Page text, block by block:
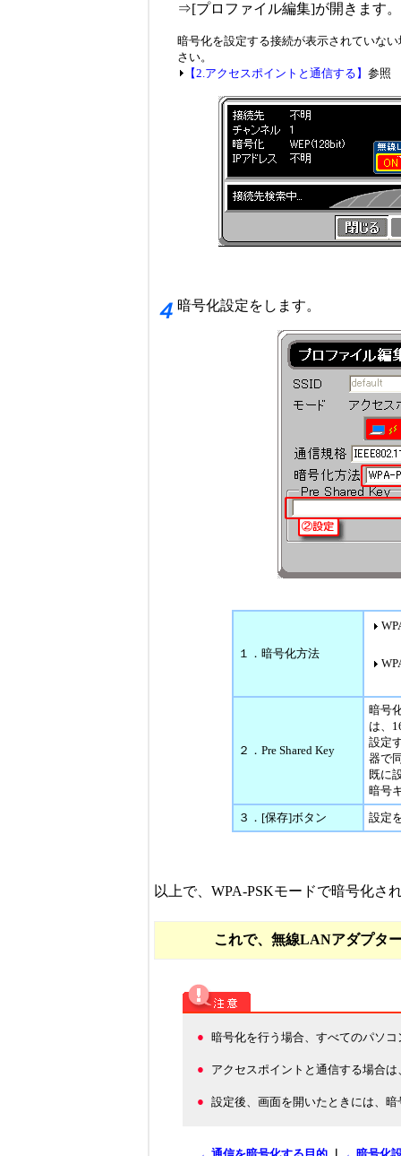
⇒[プロファイル編集]が開きます。
暗号化を設定する接続が表示されていな
さい。
【2.アクセスポイントと通信する】 参照
４ 暗号化設定をします。
１．暗号化方法
２．Pre Shared Key
暗号
は、
設定
器で
既に
暗号
３．[保存]ボタン
設定
以上で、WPA-PSKモードで暗号化さ
これで、無線LANアダプタ
● 暗号化を行う場合、すべてのパソ
● アクセスポイントと通信する場合
● 設定後、画面を開いたときには、